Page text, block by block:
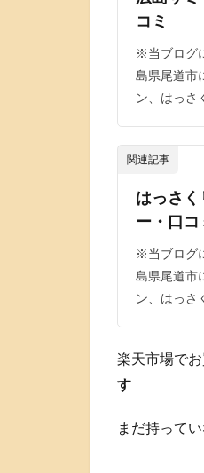
コミ
※当ブログ
島県尾道市
ン、はっさ
関連記事
はっさ
ー・口コ
※当ブログ
島県尾道市
ン、はっさ
楽天市場で
す
まだ持って